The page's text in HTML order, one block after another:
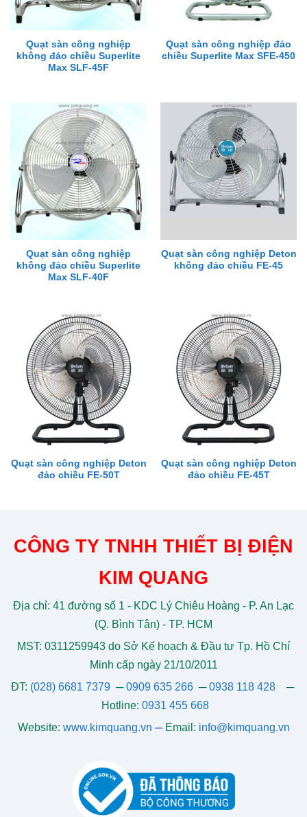
Quạt sàn công nghiệp
không đảo chiều Superlite
Max SLF-45F
Quạt sàn công nghiệp đảo
chiều Superlite Max SFE-450
Quạt sàn công nghiệp
không đảo chiều Superlite
Max SLF-40F
Quạt sàn công nghiệp Deton
không đảo chiều FE-45
Quạt sàn công nghiệp Deton
đảo chiều FE-50T
Quạt sàn công nghiệp Deton
đảo chiều FE-45T
CÔNG TY TNHH THIẾT BỊ ĐIỆN
KIM QUANG
Địa chỉ: 41 đường số 1 - KDC Lý Chiêu Hoàng - P. An Lạc
(Q. Bình Tân) - TP. HCM
MST: 0311259943 do Sở Kế hoạch & Đầu tư Tp. Hồ Chí
Minh cấp ngày 21/10/2011
ĐT: (028) 6681 7379 ─0909 635 266─0938 118 428─
Hotline: 0931 455 668
Website: www.kimquang.vn ─ Email: info@kimquang.vn